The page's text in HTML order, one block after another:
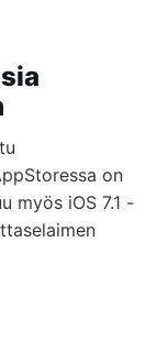
on
myös iOS 7.1 -